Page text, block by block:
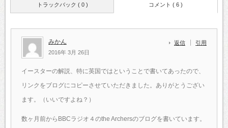
トラックバック ( 0 ) コメント ( 6 )
みかん
2016年 3月 26日
返信 引用
イースターの解説、特に英国ではということで書いてあったので、
リンクをブログにコピーさせていただきました。ありがとうござい
ます。（いいですよね？）
数ヶ月前からBBCラジオ４のthe Archersのブログを書いています。